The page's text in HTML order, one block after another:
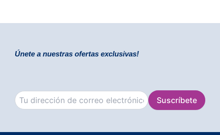
Únete a nuestras ofertas exclusivas!